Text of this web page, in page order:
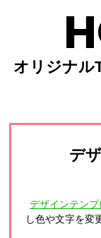
オリジナル
デ
デザインテン
し色や文字を変